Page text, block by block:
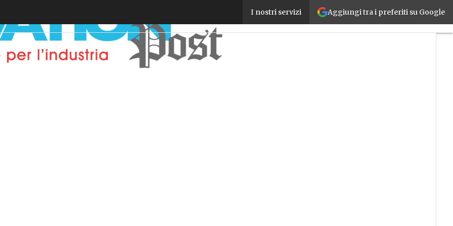
Aggiungi tra i preferiti su Google
I nostri servizi
Macchine utensili, nel terzo trimestre ordini in